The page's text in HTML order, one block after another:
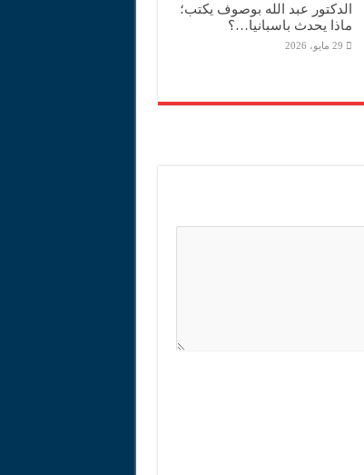
الدكتور عبد الله بوصوف يكتب؛
ماذا يحدث باسبانيا…؟
29 مايو، 2026